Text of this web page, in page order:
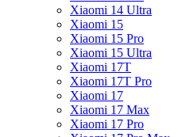
Xiaomi 14 Ultra
Xiaomi 15
Xiaomi 15 Pro
Xiaomi 15 Ultra
Xiaomi 17T
Xiaomi 17T Pro
Xiaomi 17
Xiaomi 17 Max
Xiaomi 17 Pro